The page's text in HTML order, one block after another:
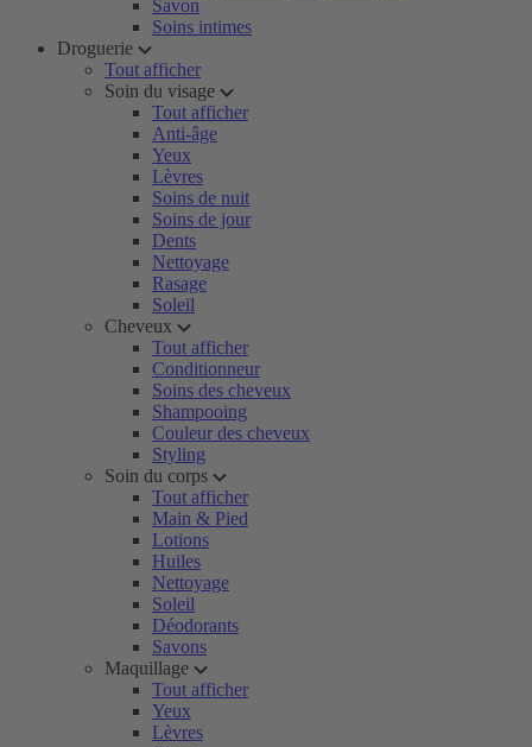
Savon
Soins intimes
Droguerie
Tout afficher
Soin du visage
Tout afficher
Anti-âge
Yeux
Lèvres
Soins de nuit
Soins de jour
Dents
Nettoyage
Rasage
Soleil
Cheveux
Tout afficher
Conditionneur
Soins des cheveux
Shampooing
Couleur des cheveux
Styling
Soin du corps
Tout afficher
Main & Pied
Lotions
Huiles
Nettoyage
Soleil
Déodorants
Savons
Maquillage
Tout afficher
Yeux
Lèvres